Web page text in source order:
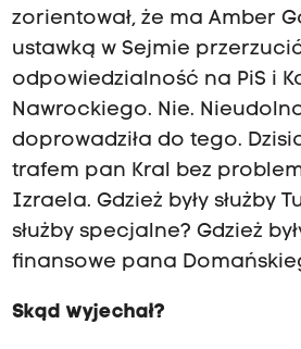
zorientował, że ma Amber
ustawką w Sejmie
odpowiedzialność na PiS i
Nawrockiego. Nie.
doprowadziła do tego.
trafem pan Kral bez
Izraela. Gdzież były służby
służby specjalne? Gdzież
finansowe pana
Skąd wyjechał?